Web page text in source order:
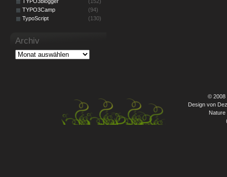
TYPO3Camp
(94)
TypoScript
(130)
Archiv
© 2008
Design von
Nature